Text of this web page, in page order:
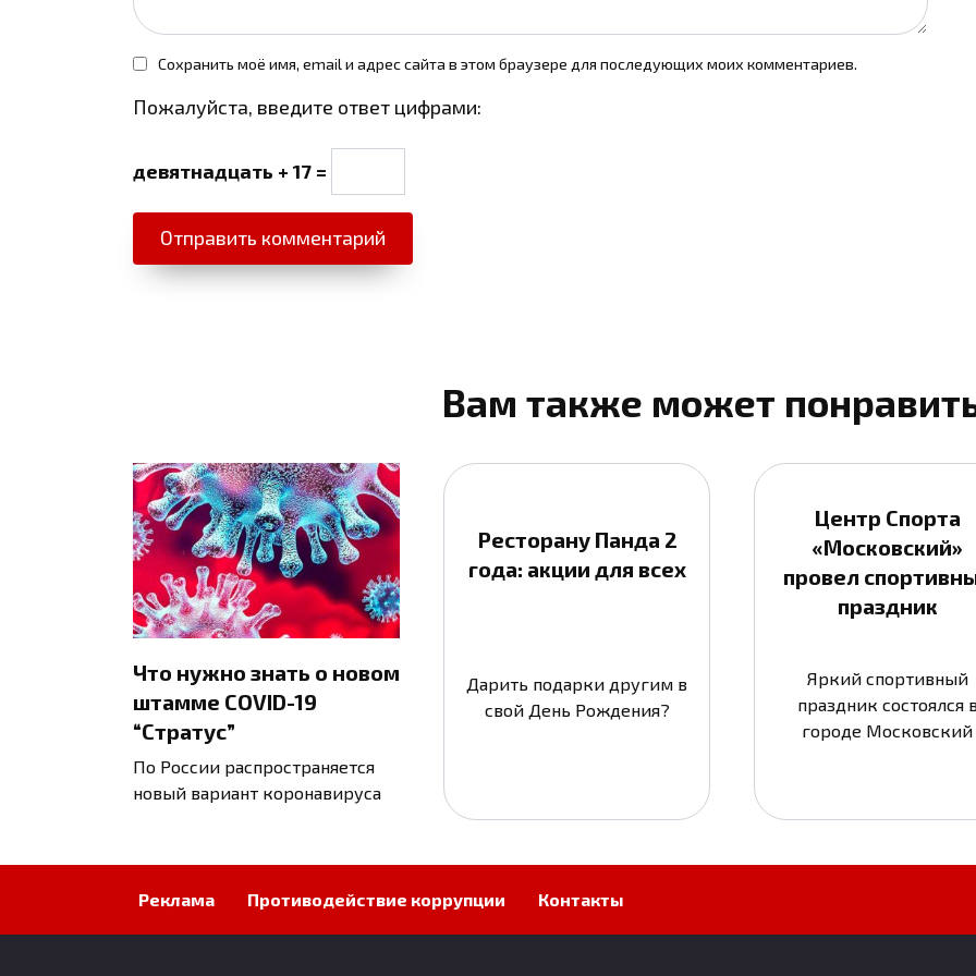
Сохранить моё имя, email и адрес сайта в этом браузере для последующих моих комментариев.
Пожалуйста, введите ответ цифрами:
девятнадцать + 17 =
Вам также может
Что нужно знать о новом
штамме COVID-19
“Стратус”
По России распространяется
новый вариант коронавируса
Ресторану Панда 2
года: акции для всех
Дарить подарки другим в
свой День Рождения?
Центр Спорта
«Московский»
провел
праздник
Яркий спортивный
праздник состоялся
городе Московский
Реклама Противодействие коррупции Контакты